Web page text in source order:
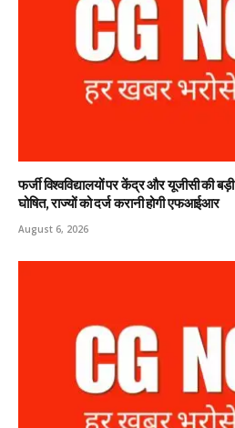
फर्जी विश्वविद्यालयों पर केंद्र और यूजीसी की
घोषित, राज्यों को दर्ज करानी होगी एफआईआर
August 6, 2026